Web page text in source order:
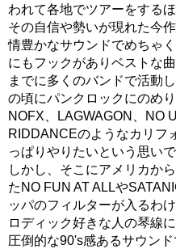
われて各地でツアーをする
その自信や勢いが現れた今
情豊かなサウンドでめちゃ
にもフックがありベストな
までに多くのバンドで活動
の頃にパンクロックにのめ
NOFX、LAGWAGON、NO
RIDDANCEのようなカリフ
っぱりやりたいという思い
しかし、そこにアメリカか
たNO FUN AT ALLや
ッパのフィルターが入るわ
ロディック好きな人の琴線
圧倒的な90's感あるサウン